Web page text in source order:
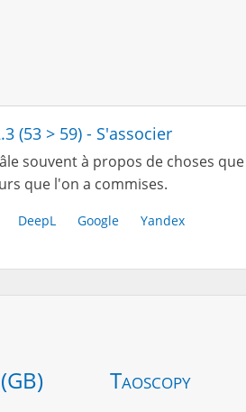
(53 > 59) - S'associer
souvent à propos de choses
que l'on a commises.
DeepL Google Yandex
Taoscopy